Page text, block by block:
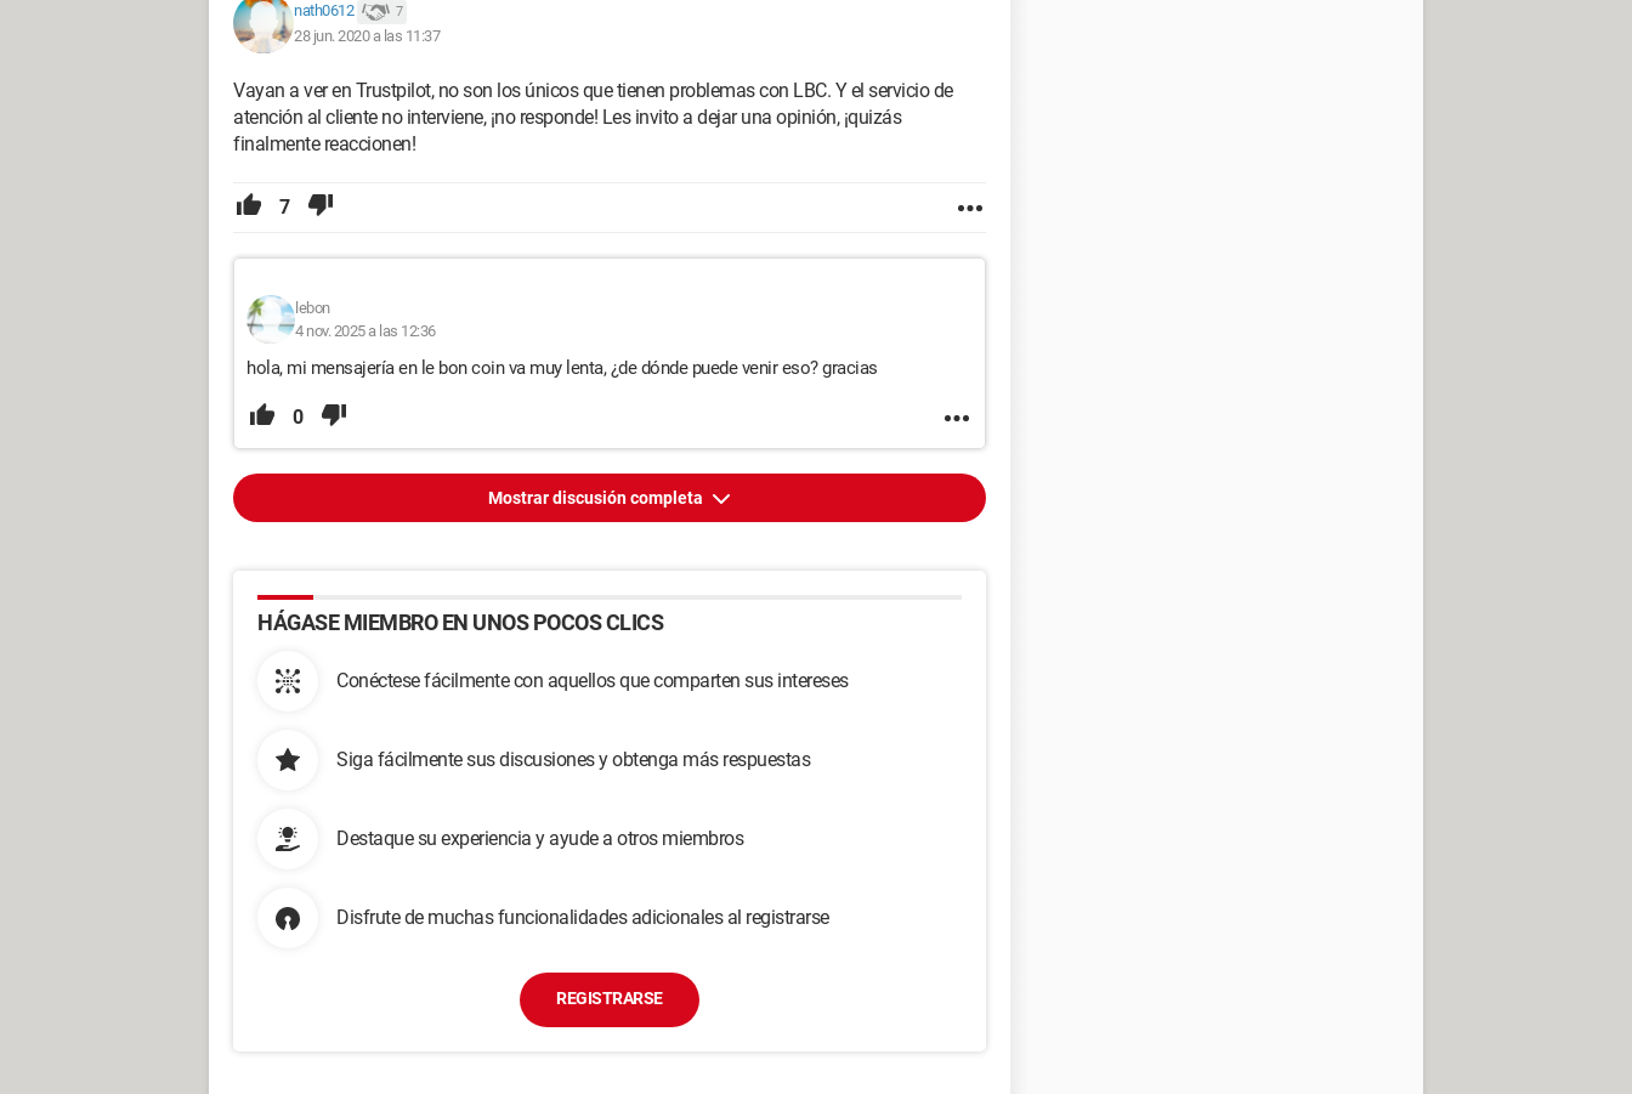
nath0612 7
28 jun. 2020 a las 11:37
Vayan a ver en Trustpilot, no son los únicos que tienen problemas con LBC. Y el servicio de
atención al cliente no interviene, ¡no responde! Les invito a dejar una opinión, ¡quizás
finalmente reaccionen!
7
lebon
4 nov. 2025 a las 12:36
hola, mi mensajería en le bon coin va muy lenta, ¿de dónde puede venir eso? gracias
0
Mostrar discusión completa
HÁGASE MIEMBRO EN UNOS POCOS CLICS
Conéctese fácilmente con aquellos que comparten sus intereses
Siga fácilmente sus discusiones y obtenga más respuestas
Destaque su experiencia y ayude a otros miembros
Disfrute de muchas funcionalidades adicionales al registrarse
REGISTRARSE